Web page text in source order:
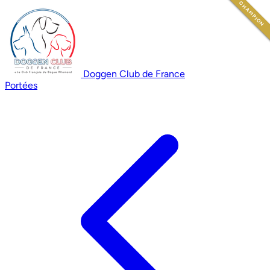
Doggen Club de France
Portées
CHAMPION
CHAMPION